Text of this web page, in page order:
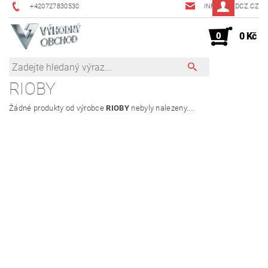
+420727830530 INFO@JMDCZ.CZ
0 0 Kč
RIOBY
Žádné produkty od výrobceRIOBYnebyly nalezeny....